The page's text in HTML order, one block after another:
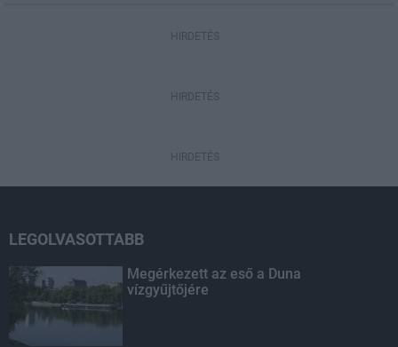
HIRDETÉS
HIRDETÉS
HIRDETÉS
LEGOLVASOTTABB
Megérkezett az eső a Duna
vízgyűjtőjére